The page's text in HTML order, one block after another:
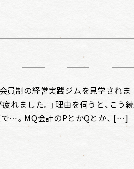
員制の経営実践ジムを見学されま
れました。」理由を伺うと、こう続
で…。MQ会計のPとかQとか、 […]